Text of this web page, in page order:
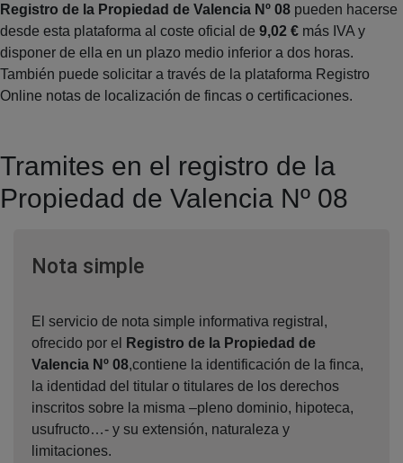
Registro de la Propiedad de Valencia Nº 08 pueden hacerse
desde esta plataforma al coste oficial de 9,02 € más IVA y
disponer de ella en un plazo medio inferior a dos horas.
También puede solicitar a través de la plataforma Registro
Online notas de localización de fincas o certificaciones.
Tramites en el registro de la
Propiedad de Valencia Nº 08
Nota simpleVentana nueva
El servicio de nota simple informativa registral,
ofrecido por el
Registro de la Propiedad de
Valencia Nº 08,contiene la identificación de la finca,
la identidad del titular o titulares de los derechos
inscritos sobre la misma –pleno dominio, hipoteca,
usufructo…- y su extensión, naturaleza y
limitaciones.